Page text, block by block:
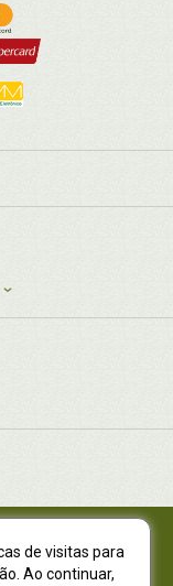
0001-19
0001-80
de visitas para
Ao continuar,